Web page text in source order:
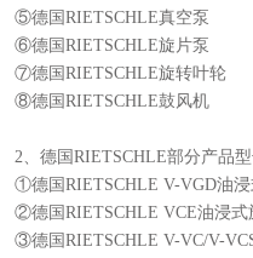
⑤德国RIETSCHLE真空泵
⑥德国RIETSCHLE旋片泵
⑦德国RIETSCHLE旋转叶轮
⑧德国RIETSCHLE鼓风机
2、德国RIETSCHLE部分产品
①德国RIETSCHLE V-VGD油
②德国RIETSCHLE VCE油浸式
③德国RIETSCHLE V-VC/V-